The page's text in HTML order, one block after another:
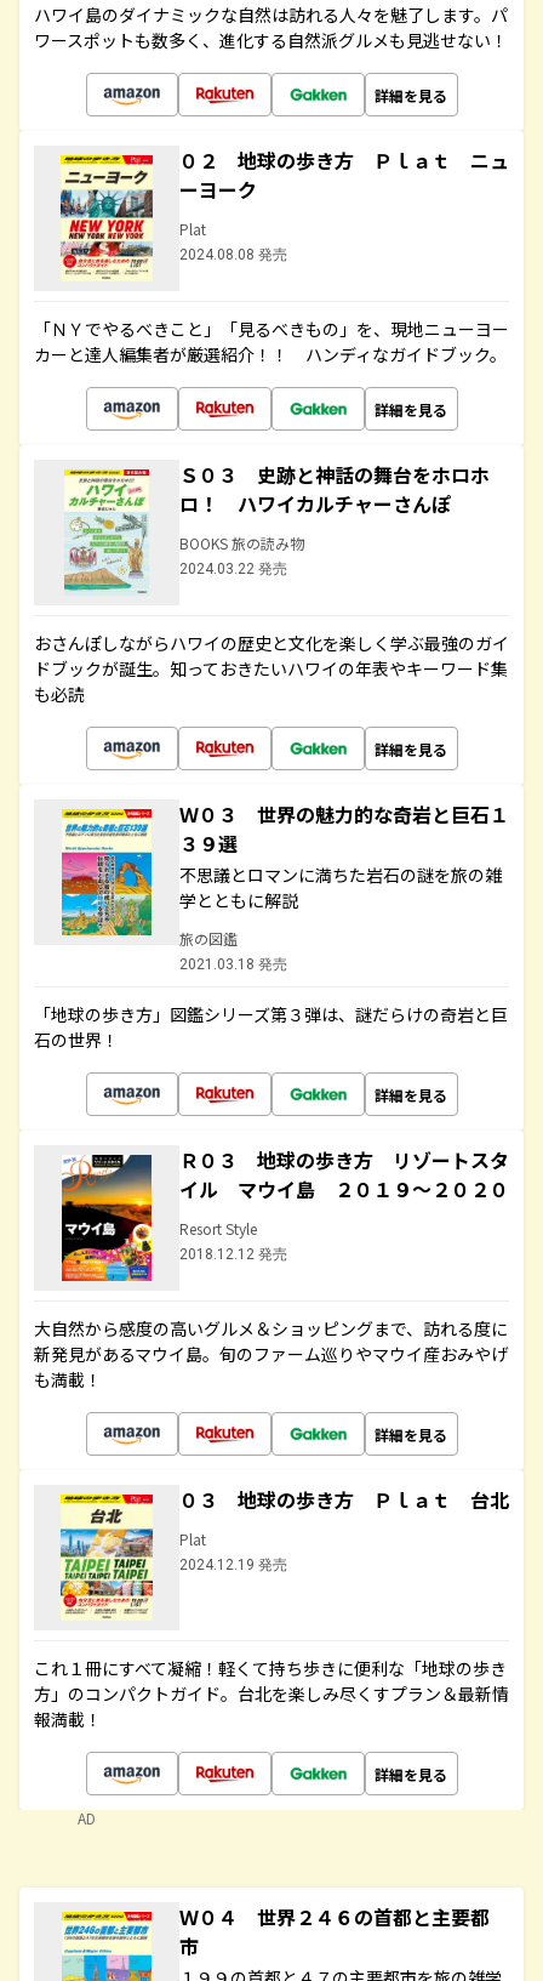
ハワイ島のダイナミックな自然は訪れる人々を魅了します。パ
ワースポットも数多く、進化する自然派グルメも見逃せない！
詳細を見る
０２ 地球の歩き方 Ｐｌａｔ ニュ
ーヨーク
Plat
2024.08.08 発売
「ＮＹでやるべきこと」「見るべきもの」を、現地ニューヨー
カーと達人編集者が厳選紹介！！ ハンディなガイドブック。
詳細を見る
Ｓ０３ 史跡と神話の舞台をホロホ
ロ！ ハワイカルチャーさんぽ
BOOKS 旅の読み物
2024.03.22 発売
おさんぽしながらハワイの歴史と文化を楽しく学ぶ最強のガイ
ドブックが誕生。知っておきたいハワイの年表やキーワード集
も必読
詳細を見る
Ｗ０３ 世界の魅力的な奇岩と巨石１
３９選
不思議とロマンに満ちた岩石の謎を旅の雑
学とともに解説
旅の図鑑
2021.03.18 発売
「地球の歩き方」図鑑シリーズ第３弾は、謎だらけの奇岩と巨
石の世界！
詳細を見る
Ｒ０３ 地球の歩き方 リゾートスタ
イル マウイ島 ２０１９～２０２０
Resort Style
2018.12.12 発売
大自然から感度の高いグルメ＆ショッピングまで、訪れる度に
新発見があるマウイ島。旬のファーム巡りやマウイ産おみやげ
も満載！
詳細を見る
０３ 地球の歩き方 Ｐｌａｔ 台北
Plat
2024.12.19 発売
これ１冊にすべて凝縮！軽くて持ち歩きに便利な「地球の歩き
方」のコンパクトガイド。台北を楽しみ尽くすプラン＆最新情
報満載！
詳細を見る
AD
Ｗ０４ 世界２４６の首都と主要都
市